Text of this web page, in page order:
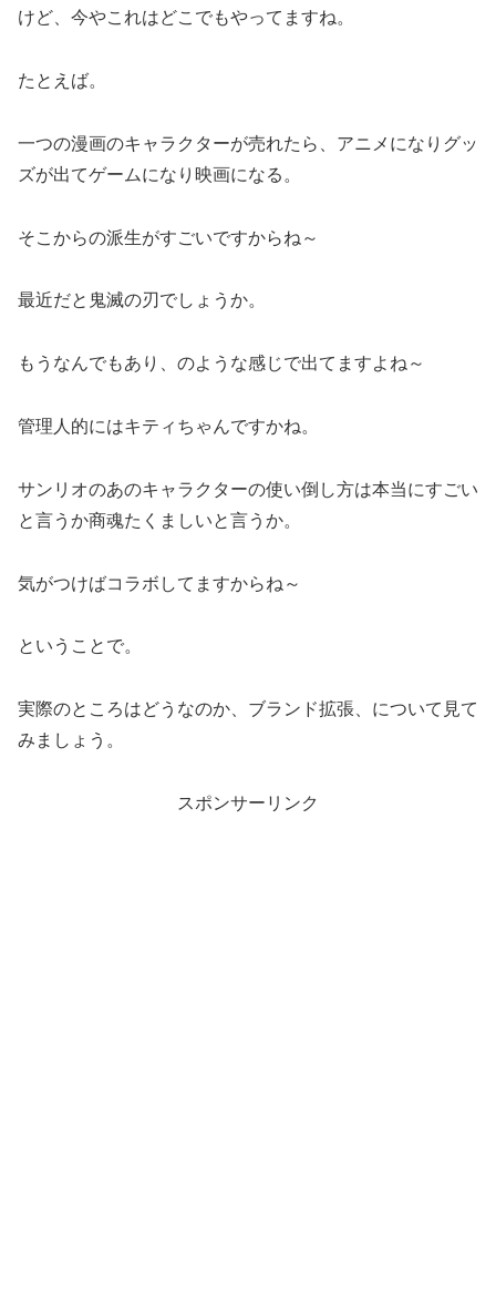
けど、今やこれはどこでもやってますね。
たとえば。
一つの漫画のキャラクターが売れたら、アニメになりグッ
ズが出てゲームになり映画になる。
そこからの派生がすごいですからね～
最近だと鬼滅の刃でしょうか。
もうなんでもあり、のような感じで出てますよね～
管理人的にはキティちゃんですかね。
サンリオのあのキャラクターの使い倒し方は本当にすごい
と言うか商魂たくましいと言うか。
気がつけばコラボしてますからね～
ということで。
実際のところはどうなのか、ブランド拡張、について見て
みましょう。
スポンサーリンク